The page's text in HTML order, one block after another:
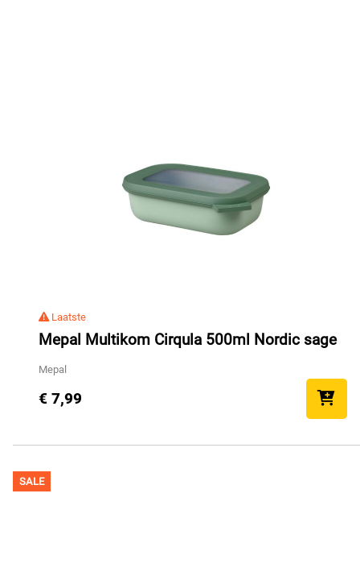
Laatste
Mepal Multikom Cirqula 500ml Nordic sage
Mepal
€ 7,99
SALE